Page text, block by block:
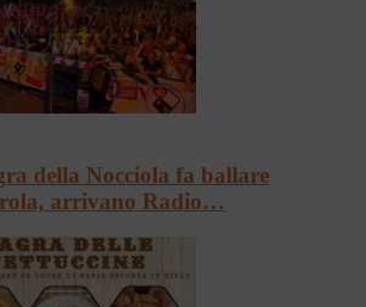
della Nocciola fa ballare
arrivano Radio…